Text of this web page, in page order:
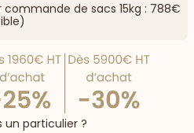
commande de sacs 15kg : 788€
un particulier ?